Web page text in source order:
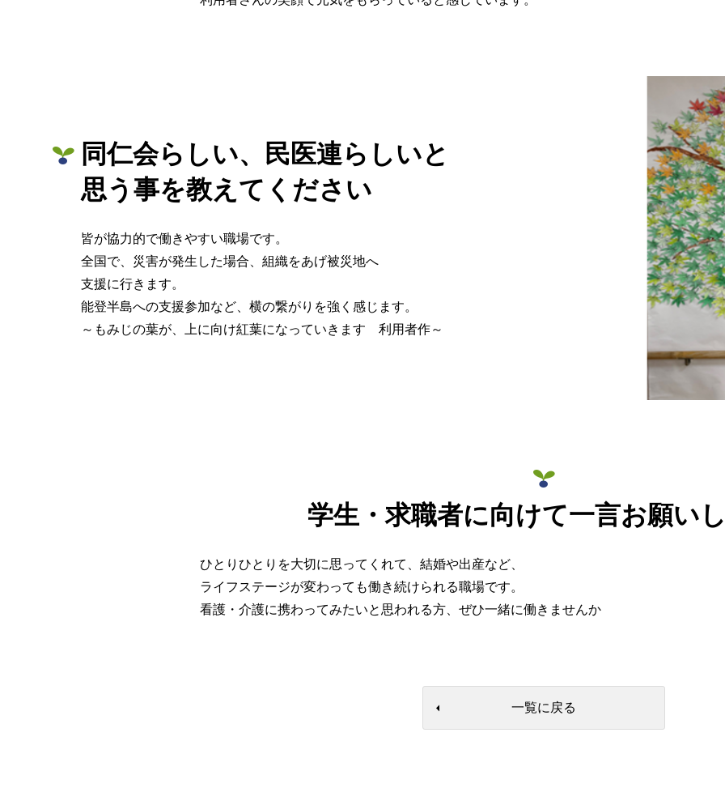
同仁会らしい、民医連らしいと
思う事を教えてください
皆が協力的で働きやすい職場です。
全国で、災害が発生した場合、組織をあげ被災地へ
支援に行きます。
能登半島への支援参加など、横の繋がりを強く感じます。
～もみじの葉が、上に向け紅葉になっていきます 利用者作～
学生・求職者に向けて一言お願い
ひとりひとりを大切に思ってくれて、結婚や出産など、
ライフステージが変わっても働き続けられる職場です。
看護・介護に携わってみたいと思われる方、ぜひ一緒に働きませんか
一覧に戻る